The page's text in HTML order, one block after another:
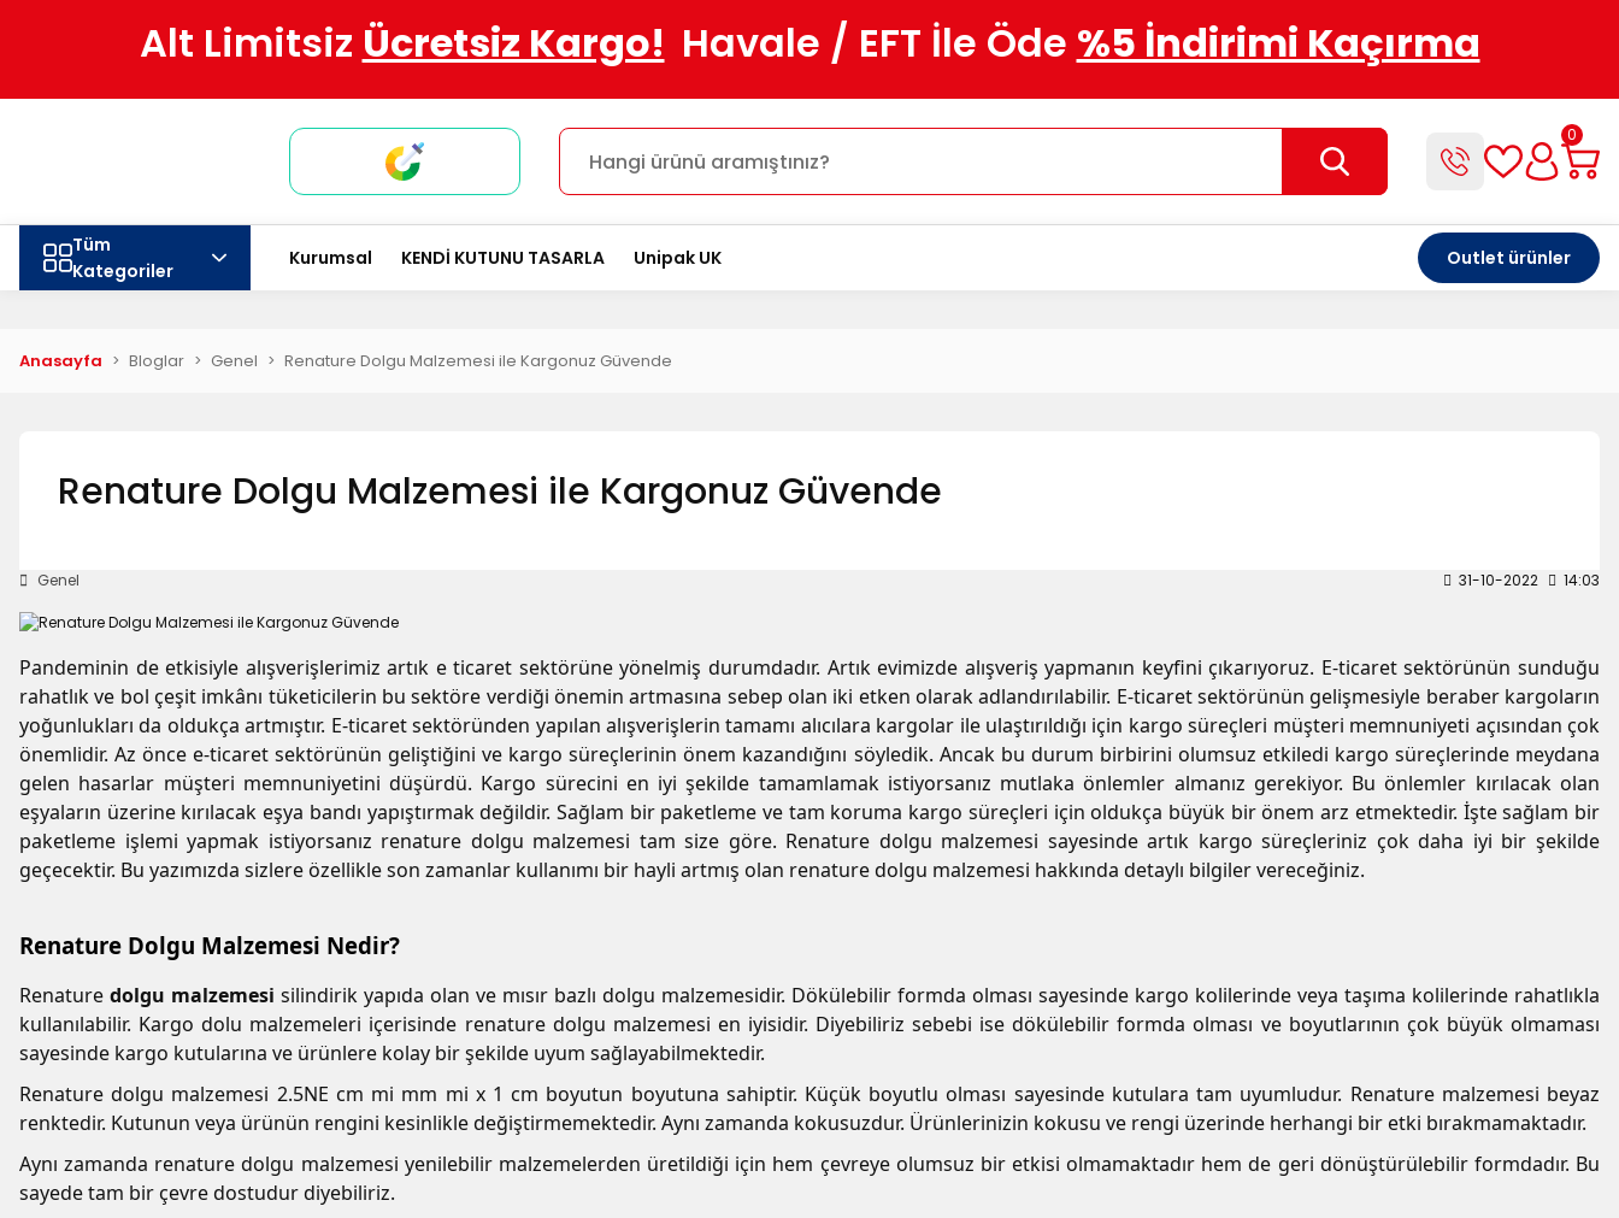
Alt Limitsiz Ücretsiz Kargo! Havale / EFT İle Öde %5 İndirimi Kaçırma
0
Tüm
Kategoriler
Kurumsal KENDİ KUTUNU TASARLA Unipak UK Outlet ürünler
Anasayfa Bloglar Genel Renature Dolgu Malzemesi ile Kargonuz Güvende
Renature Dolgu Malzemesi ile Kargonuz Güvende
Genel 31-10-2022 14:03
Pandeminin de etkisiyle alışverişlerimiz artık e ticaret sektörüne yönelmiş durumdadır. Artık evimizde alışveriş yapmanın keyfini çıkarıyoruz. E-ticaret sektörünün sunduğu
rahatlık ve bol çeşit imkânı tüketicilerin bu sektöre verdiği önemin artmasına sebep olan iki etken olarak adlandırılabilir. E-ticaret sektörünün gelişmesiyle beraber kargoların
yoğunlukları da oldukça artmıştır. E-ticaret sektöründen yapılan alışverişlerin tamamı alıcılara kargolar ile ulaştırıldığı için kargo süreçleri müşteri memnuniyeti açısından çok
önemlidir. Az önce e-ticaret sektörünün geliştiğini ve kargo süreçlerinin önem kazandığını söyledik. Ancak bu durum birbirini olumsuz etkiledi kargo süreçlerinde meydana
gelen hasarlar müşteri memnuniyetini düşürdü. Kargo sürecini en iyi şekilde tamamlamak istiyorsanız mutlaka önlemler almanız gerekiyor. Bu önlemler kırılacak olan
eşyaların üzerine kırılacak eşya bandı yapıştırmak değildir. Sağlam bir paketleme ve tam koruma kargo süreçleri için oldukça büyük bir önem arz etmektedir. İşte sağlam bir
paketleme işlemi yapmak istiyorsanız renature dolgu malzemesi tam size göre. Renature dolgu malzemesi sayesinde artık kargo süreçleriniz çok daha iyi bir şekilde
geçecektir. Bu yazımızda sizlere özellikle son zamanlar kullanımı bir hayli artmış olan renature dolgu malzemesi hakkında detaylı bilgiler vereceğiniz.
Renature Dolgu Malzemesi Nedir?
Renature dolgu malzemesi silindirik yapıda olan ve mısır bazlı dolgu malzemesidir. Dökülebilir formda olması sayesinde kargo kolilerinde veya taşıma kolilerinde rahatlıkla
kullanılabilir. Kargo dolu malzemeleri içerisinde renature dolgu malzemesi en iyisidir. Diyebiliriz sebebi ise dökülebilir formda olması ve boyutlarının çok büyük olmaması
sayesinde kargo kutularına ve ürünlere kolay bir şekilde uyum sağlayabilmektedir.
Renature dolgu malzemesi 2.5NE cm mi mm mi x 1 cm boyutun boyutuna sahiptir. Küçük boyutlu olması sayesinde kutulara tam uyumludur. Renature malzemesi beyaz
renktedir. Kutunun veya ürünün rengini kesinlikle değiştirmemektedir. Aynı zamanda kokusuzdur. Ürünlerinizin kokusu ve rengi üzerinde herhangi bir etki bırakmamaktadır.
Aynı zamanda renature dolgu malzemesi yenilebilir malzemelerden üretildiği için hem çevreye olumsuz bir etkisi olmamaktadır hem de geri dönüştürülebilir formdadır. Bu
sayede tam bir çevre dostudur diyebiliriz.